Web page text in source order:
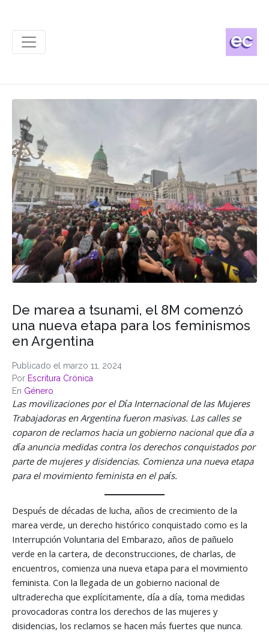
Publicado el marzo 11, 2024
Por Escritura Crónica
En Género
De marea a tsunami, el 8M comenzó
una nueva etapa para los feminismos
en Argentina
Las movilizaciones por el Día Internacional de las Mujeres
Trabajadoras en Argentina fueron masivas. Las calles se
coparon de reclamos hacia un gobierno nacional que día a
día anuncia medidas contra los derechos conquistados por
parte de mujeres y disidencias. Comienza una nueva etapa
para el movimiento feminista en el país.
Después de décadas de lucha, años de crecimiento de la
marea verde, un derecho histórico conquistado como es la
Interrupción Voluntaria del Embarazo, años de pañuelo
verde en la cartera, de deconstrucciones, de charlas, de
encuentros, comienza una nueva etapa para el movimiento
feminista. Con la llegada de un gobierno nacional de
ultraderecha que explícitamente, día a día, toma medidas
provocadoras contra los derechos de las mujeres y
disidencias, los reclamos se hacen más fuertes que nunca.